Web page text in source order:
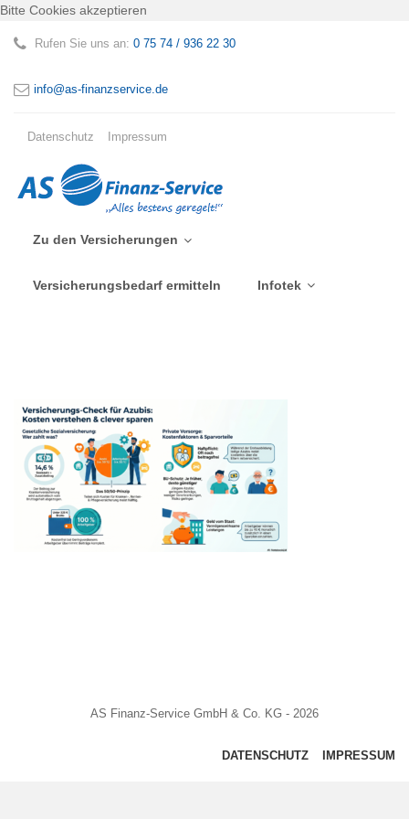
Bitte Cookies akzeptieren
Rufen Sie uns an: 0 75 74 / 936 22 30
info@as-finanzservice.de
Datenschutz Impressum
Zu den Versicherungen
Versicherungsbedarf ermitteln Infotek
AS Finanz-Service GmbH & Co. KG - 2026
DATENSCHUTZ IMPRESSUM